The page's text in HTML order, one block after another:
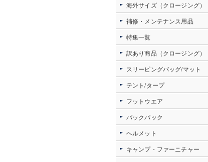
海外サイズ（クロージング）
補修・メンテナンス用品
特集一覧
訳あり商品（クロージング）
スリーピングバッグ/マット
テント/タープ
フットウエア
バックパック
ヘルメット
キャンプ・ファーニチャー